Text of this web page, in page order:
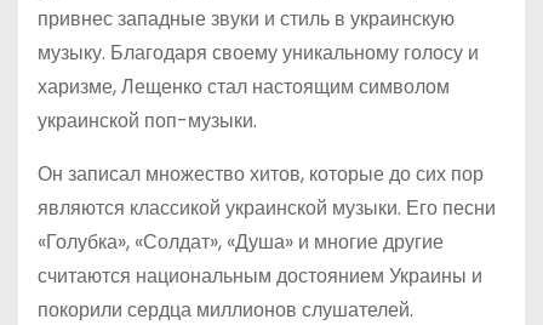
привнес западные звуки и стиль в украинскую
музыку. Благодаря своему уникальному голосу и
харизме, Лещенко стал настоящим символом
украинской поп-музыки.
Он записал множество хитов, которые до сих пор
являются классикой украинской музыки. Его песни
«Голубка», «Солдат», «Душа» и многие другие
считаются национальным достоянием Украины и
покорили сердца миллионов слушателей.